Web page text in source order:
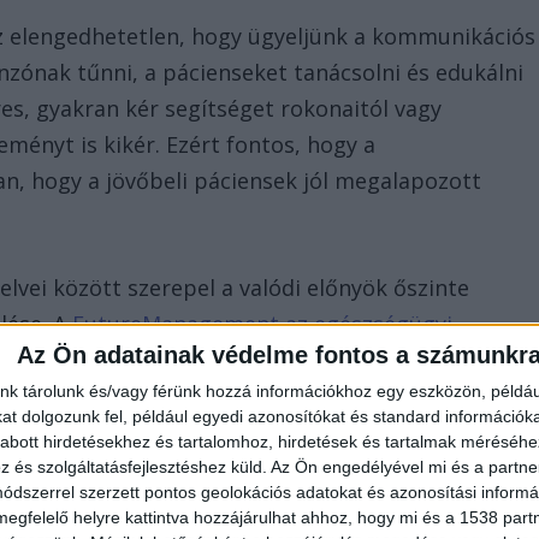
Az Ön adatainak védelme fontos a
tárolunk és/vagy férünk hozzá információkhoz egy eszközön,
dolgozunk fel, például egyedi azonosítókat és standard
hirdetésekhez és tartalomhoz, hirdetések és tartalmak
és szolgáltatásfejlesztéshez küld. Az Ön engedélyével mi és a
szerzett pontos geolokációs adatokat és azonosítási
helyre kattintva hozzájárulhat ahhoz, hogy mi és a 1538
elengedhetetlen, hogy ügyeljünk a kommunikációs
tűnni, a pácienseket tanácsolni és edukálni
gyakran kér segítséget rokonaitól vagy
is kikér. Ezért fontos, hogy a
hogy a jövőbeli páciensek jól megalapozott
között szerepel a valódi előnyök őszinte
AFutureManagement az egészségügyi
prioritásként történő kezelése
nemcsak a jogi előírásoknak, hanem a
is része legyen.